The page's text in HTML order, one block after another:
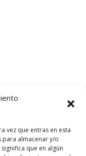
vez que entras en esta
almacenar y/o
que en algún